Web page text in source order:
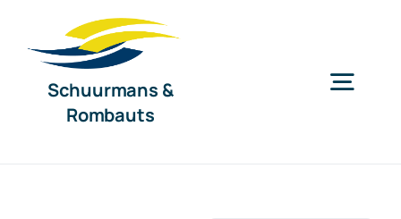
naar
Schuurmans &
Rombauts